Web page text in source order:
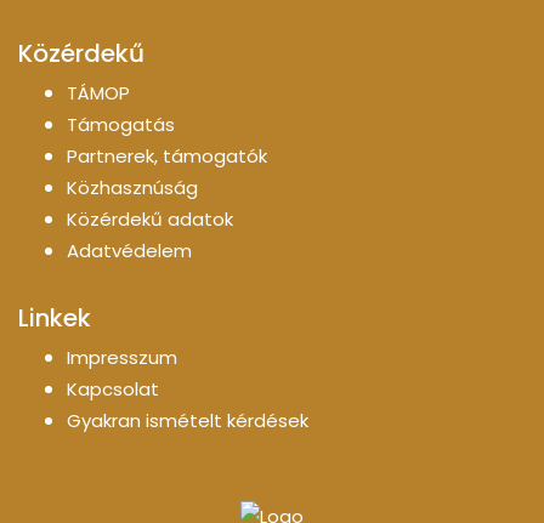
Közérdekű
TÁMOP
Támogatás
Partnerek, támogatók
Közhasznúság
Közérdekű adatok
Adatvédelem
Linkek
Impresszum
Kapcsolat
Gyakran ismételt kérdések